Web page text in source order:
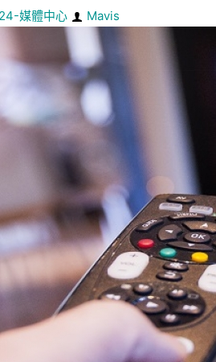
媒體中心 Mavis